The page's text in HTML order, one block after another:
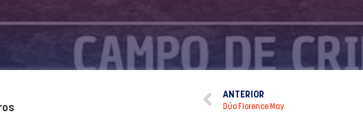
ANTERIOR
Dúo Florence May